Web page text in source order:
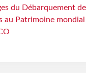
du Débarquement
au Patrimoine mondial